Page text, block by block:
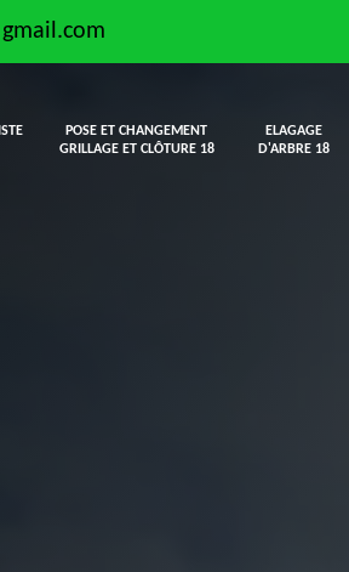
POSE ET CHANGEMENT
GRILLAGE ET CLÔTURE 18
ELAGAGE
D'ARBRE 18